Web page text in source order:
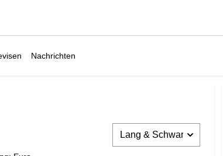
Nachrichten